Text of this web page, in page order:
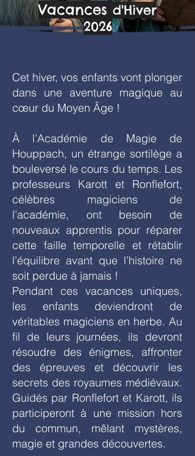
Vacances d'Hiver
2026
Cet hiver, vos enfants vont plonger
dans une aventure magique au
cœur du Moyen Âge !
À l’Académie de Magie de
Houppach, un étrange sortilège a
bouleversé le cours du temps. Les
professeurs Karott et Ronflefort,
célèbres magiciens de
l’académie, ont besoin de
nouveaux apprentis pour réparer
cette faille temporelle et rétablir
l’équilibre avant que l’histoire ne
soit perdue à jamais !
Pendant ces vacances uniques,
les enfants deviendront de
véritables magiciens en herbe. Au
fil de leurs journées, ils devront
résoudre des énigmes, affronter
des épreuves et découvrir les
secrets des royaumes médiévaux.
Guidés par Ronflefort et Karott, ils
participeront à une mission hors
du commun, mêlant mystères,
magie et grandes découvertes.